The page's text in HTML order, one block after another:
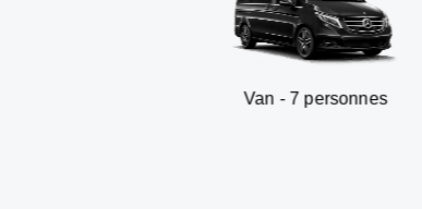
Van - 7 personnes